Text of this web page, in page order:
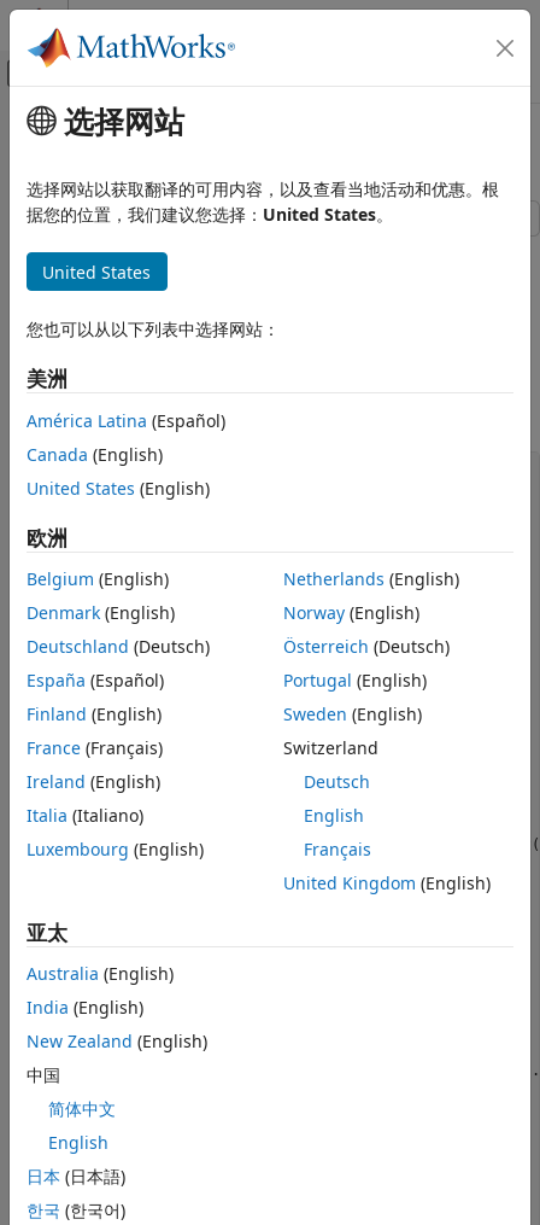
跳到内容
画布外导航菜单切换
文档主页
软件开发
测试框架
运行单元测试
本页内容
为 BankAccount 类创建测试
创建测试套件
运行没有插件的测试
运行具有插件的测试
另请参阅
主要内容
向测试运行器添加插件
此示例演示如何向测试运行器添加插件。此示例添加一个使用
matlab.unittest.plugins.TestRunProgressPlugin
在当前文件夹内一个名为BankAccount.m的文件中创建
BankAccount类。
properties (Access = ?AccountManager)
properties (SetAccess = private)
      AccountNumber
end
properties
(Transient)
      AccountListener
end
      InsufficientFunds
end
methods
function
BA = BankAccount(accNum,initBal)
         BA.AccountBalance = initBal;
BA.AccountListener =
end
deposit(BA,amt)
            BA.AccountStatus =
'open';
end
end
function
               BA.AccountBalance < 0)
            disp([
         newbal = BA.AccountBalance - amt;
         BA.AccountBalance = newbal;
            notify(BA,
选择网站
选择网站以获取翻译的可用内容，以及查看当地活动和优惠。根
据您的位置，我们建议您选择： United States。
United States
您也可以从以下列表中选择网站：
美洲
América Latina (Español)
Canada (English)
United States (English)
欧洲
Belgium (English)
Denmark (English)
Deutschland (Deutsch)
España (Español)
Finland (English)
France (Français)
Ireland (English)
Italia (Italiano)
Luxembourg (English)
Netherlands (English)
Norway(English)
Österreich (Deutsch)
Portugal (English)
Sweden (English)
Switzerland
Deutsch
English
Français
United Kingdom (English)
亚太
Australia (English)
India (English)
New Zealand (English)
中国
简体中文
English
日本 (日本語)
한국 (한국어)